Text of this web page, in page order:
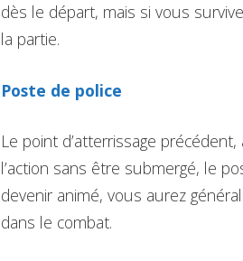
dès le départ, mais si vous
la partie.
Poste de police
Le point d’atterrissage
l’action sans être submergé, le
devenir animé, vous aurez
dans le combat.